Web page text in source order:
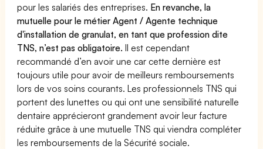
pour les salariés des entreprises. En revanche, la
mutuelle pour le métier Agent / Agente technique
d'installation de granulat, en tant que profession dite
TNS, n’est pas obligatoire.Il est cependant
recommandé d’en avoir une car cette dernière est
toujours utile pour avoir de meilleurs remboursements
lors de vos soins courants. Les professionnels TNS qui
portent des lunettes ou qui ont une sensibilité naturelle
dentaire apprécieront grandement avoir leur facture
réduite grâce à une mutuelle TNS qui viendra compléter
les remboursements de la Sécurité sociale.